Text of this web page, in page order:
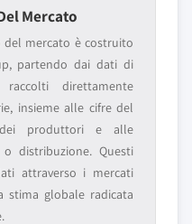
Mercato
mercato è costruito
partendo dai dati di
direttamente
insieme alle cifre del
produttori e alle
distribuzione. Questi
attraverso i mercati
stima globale radicata